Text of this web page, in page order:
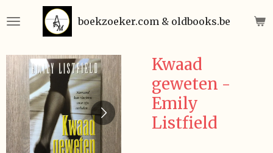
direct
de
hoofdinhoud
boekzoeker.com & oldbooks.be
Kwaad
geweten -
Emily
Listfield